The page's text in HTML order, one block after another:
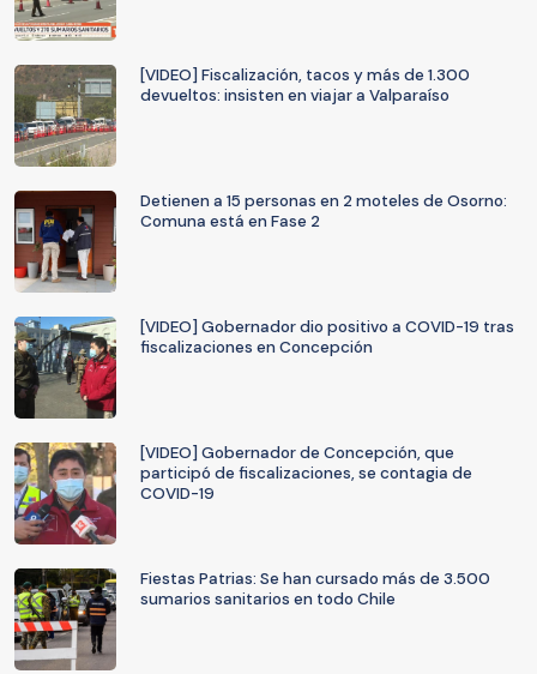
[VIDEO] Fiscalización, tacos y más de 1.300
devueltos: insisten en viajar a Valparaíso
Detienen a 15 personas en 2 moteles de Osorno:
Comuna está en Fase 2
[VIDEO] Gobernador dio positivo a COVID-19 tras
fiscalizaciones en Concepción
[VIDEO] Gobernador de Concepción, que
participó de fiscalizaciones, se contagia de
COVID-19
Fiestas Patrias: Se han cursado más de 3.500
sumarios sanitarios en todo Chile